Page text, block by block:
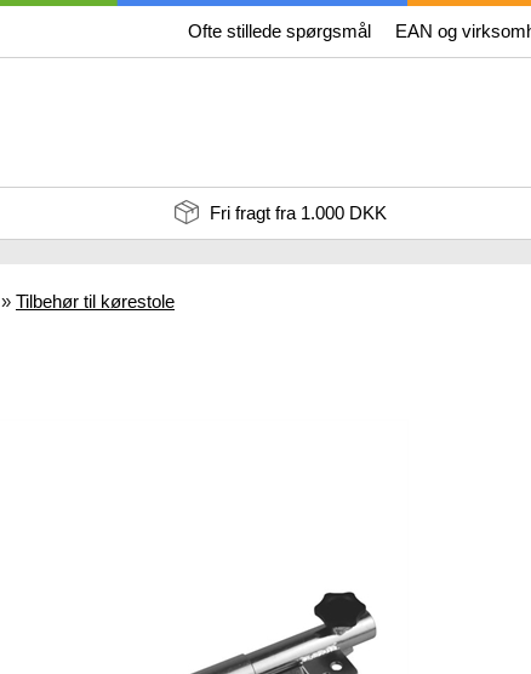
Ofte stillede spørgsmål EAN og
Fri fragt fra 1.000 DKK
» Tilbehør til kørestole